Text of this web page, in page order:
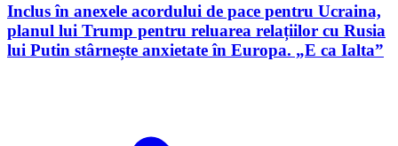
Inclus în anexele acordului de pace pentru Ucraina,
planul lui Trump pentru reluarea relațiilor cu Rusia
lui Putin stârnește anxietate în Europa. „E ca Ialta”